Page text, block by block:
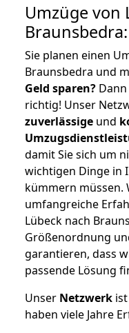
Umzüge von
Sie planen einen
Braunsbedra und
Geld sparen?
richtig! Unser
zuverlässige und
damit Sie sich um
wichtigen Dinge in
kümmern
umfangreiche
Lübeck nach
Größenordnung
garantieren, dass
passende Lösung
Unser Netzwerk
haben viele Jahre